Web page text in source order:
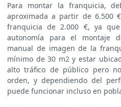
Para montar la franquicia,
aproximada a partir de 6.500
franquicia de 2.000 €, ya
autonomía para el montaje
manual de imagen de la
mínimo de 30 m2 y estar
alto tráfico de público pero
orden, y dependiendo del
puede funcionar incluso en